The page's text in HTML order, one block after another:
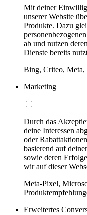
Mit deiner
unserer Website
Produkte. Dazu
ab und nutzen
Dienste bereits
Bing, Criteo,
Marketing
Durch das
deine Interessen
oder
basierend auf
sowie deren
wir auf dieser
Meta-Pixel,
Erweitertes